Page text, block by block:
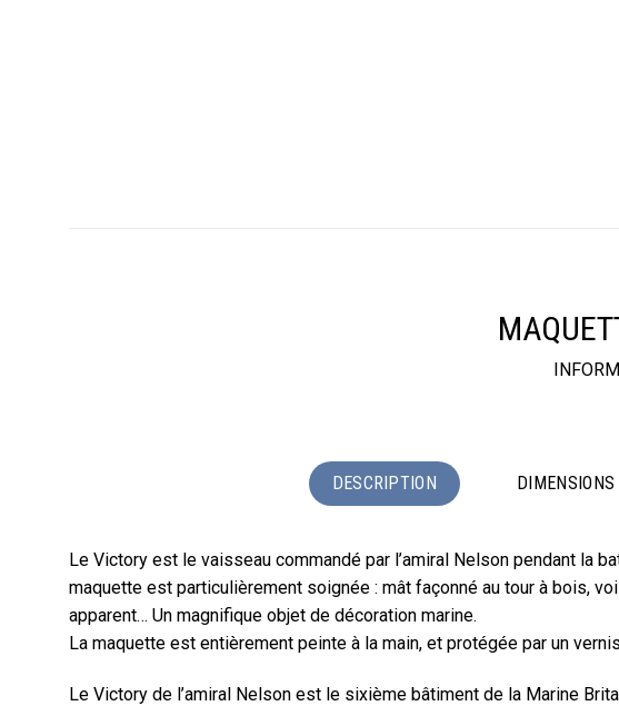
DESCRIPTION DIMENSIONS
Le Victory est le vaisseau commandé par l’amiral Nelson pendant la
maquette est particulièrement soignée : mât façonné au tour à bois,
apparent… Un magnifique objet de décoration marine.
La maquette est entièrement peinte à la main, et protégée par un
Le Victory de l’amiral Nelson est le sixième bâtiment de la Marine